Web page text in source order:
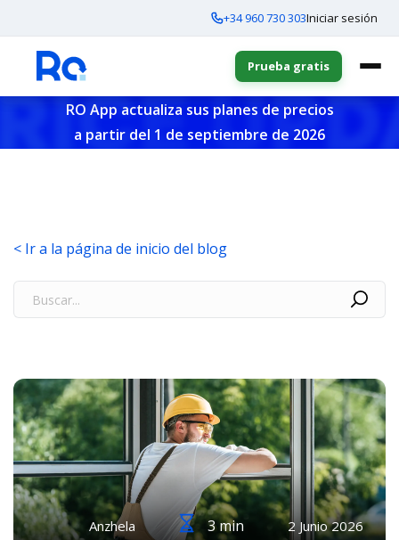
+34 960 730 303Iniciar sesión
Prueba gratis
RO App actualiza sus planes de precios
a partir del 1 de septiembre de 2026
< Ir a la página de inicio del blog
Anzhela 3 min 2 Junio 2026